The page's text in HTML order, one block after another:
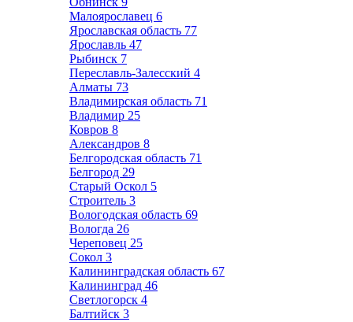
Малоярославец 6
Ярославская область 77
Ярославль 47
Рыбинск 7
Переславль-Залесский 4
Алматы 73
Владимирская область 71
Владимир 25
Ковров 8
Александров 8
Белгородская область 71
Белгород 29
Старый Оскол 5
Строитель 3
Вологодская область 69
Вологда 26
Череповец 25
Сокол 3
Калининградская область 67
Калининград 46
Светлогорск 4
Балтийск 3